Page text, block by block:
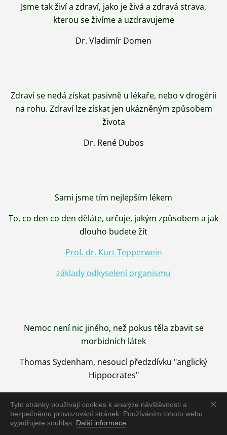
Tyto stránky používají cookies k analýze návštěvnosti a
bezpečnému provozování stránek. Používáním tohoto webu
vyjadřujete souhlas. Další informace
Jsme tak živí a zdraví, jako je živá a zdravá strava,
kterou se živíme a uzdravujeme
Dr. Vladimír Domen
Zdraví se nedá získat pasivně u lékaře, nebo v drogérii
na rohu. Zdraví lze získat jen ukázněným způsobem
života
Dr. René Dubos
Sami jsme tím nejlepším lékem
To, co den co den děláte, určuje, jakým způsobem a jak
dlouho budete žít
Prof. dr. Kurt Tepperwein
základy odkyselení organismu
Nemoc není nic jiného, než pokus těla zbavit se
morbidních látek
Thomas Sydenham, nesoucí předzdívku "anglický
Hippocrates"
Nemoc je vyléčena jen pomocí Přírody, neutralizací a